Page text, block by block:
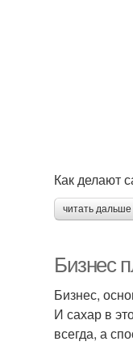
Как делают
читать
Бизнес
Бизнес,
И сахар в
всегда, а